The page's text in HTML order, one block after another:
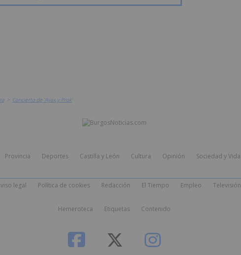
> Concierto de 'Ayax y Prok'
Provincia Deportes Castilla y León Cultura Opinión Sociedad y Vida
legal Política de cookies Redacción El Tiempo Empleo Televisión
Hemeroteca Etiquetas Contenido